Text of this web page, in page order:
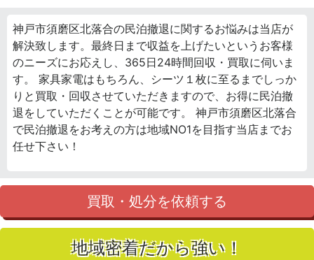
神戸市須磨区北落合の民泊撤退に関するお悩みは当店が
解決致します。最終日まで収益を上げたいというお客様
のニーズにお応えし、365日24時間回収・買取に伺いま
す。 家具家電はもちろん、シーツ１枚に至るまでしっか
りと買取・回収させていただきますので、お得に民泊撤
退をしていただくことが可能です。 神戸市須磨区北落合
で民泊撤退をお考えの方は地域NO1を目指す当店までお
任せ下さい！
買取・処分を依頼する
地域密着だから強い！